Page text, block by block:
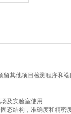
其他项目检测程序和
及实验室使用
态结构，准确度和精